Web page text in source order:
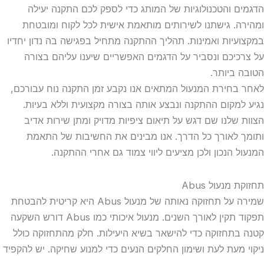
הדגמים והטכנולוגיות של המותג כדי לספק לכם התקנה יעילה
ומהירה. גישתנו לשירותים מותאמת אישית לכל לקוח ומובטחת
במקצועיות ואמינות. תהליך ההתקנה מתחיל בפגישה בה נדון יחדיו
על צרכיכם ונסביר על הדגמים האפשריים שיענו עליהם בצורה
הטובה ביותר.
לאחר בחירת המנעול המתאים אנו נקבע זמן התקנה נוח עבורכם,
נגיע למקום ההתקנה ונבצע אותה בצורה מקצועית וללא בעיות.
הצוות שלנו שם דגש על תיאום ציפיות מדויק ומתן שירות אדיב
ותומך לאורך כל הדרך. אנו מבינים את החשיבות של התאמת
המנעול הנכון ולכן מציעים ליווי צמוד גם אחרי ההתקנה.
תחזוקת מנעול Abus
שמירה על תחזוקה נאותה של מנעול Abus היא קריטית להבטחת
תפקוד תקין לאורך השנים. מנעול איכותי כמו Abus דורש השקעה
קטנה בתחזוקה כדי להישאר בשיא היעילות. חלק מהתחזוקה כולל
ניקוי מעת לעת ושימון החלקים הנעים כדי למנוע שחיקה. יש להקפיד